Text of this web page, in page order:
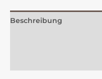
Beschreibung